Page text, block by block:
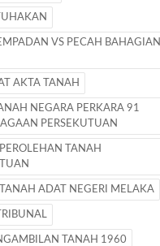
VS PECAH BAHAGIAN
AKTA TANAH
NEGARA PERKARA 91
PERSEKUTUAN
TANAH
ADAT NEGERI MELAKA
TANAH 1960